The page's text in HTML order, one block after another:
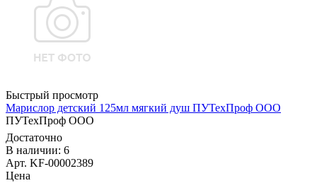
Быстрый просмотр
Марислор детский 125мл мягкий душ ПУТехПроф ООО
ПУТехПроф ООО
Достаточно
В наличии: 6
Арт. KF-00002389
Цена